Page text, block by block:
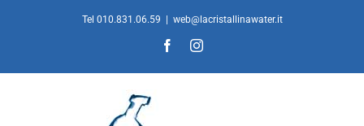
Tel 010.831.06.59 web@lacristallinawater.it
FacebookInstagram